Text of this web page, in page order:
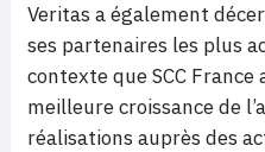
Veritas a également
ses partenaires les plus
contexte que SCC
meilleure croissance de
réalisations auprès des